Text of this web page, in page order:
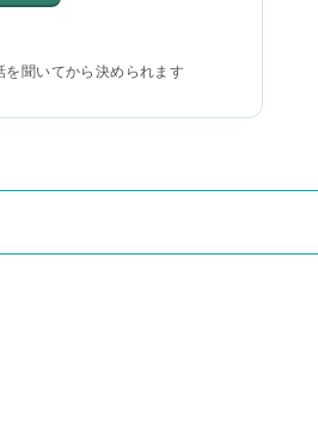
を聞いてから決められます